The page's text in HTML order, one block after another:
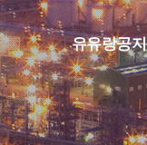
유유랑공지
공지사항
질문과답변